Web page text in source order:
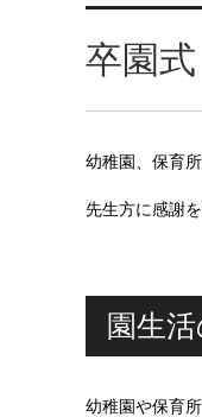
卒園式
幼稚園、保育
先生方に感謝
園生
幼稚園や保育